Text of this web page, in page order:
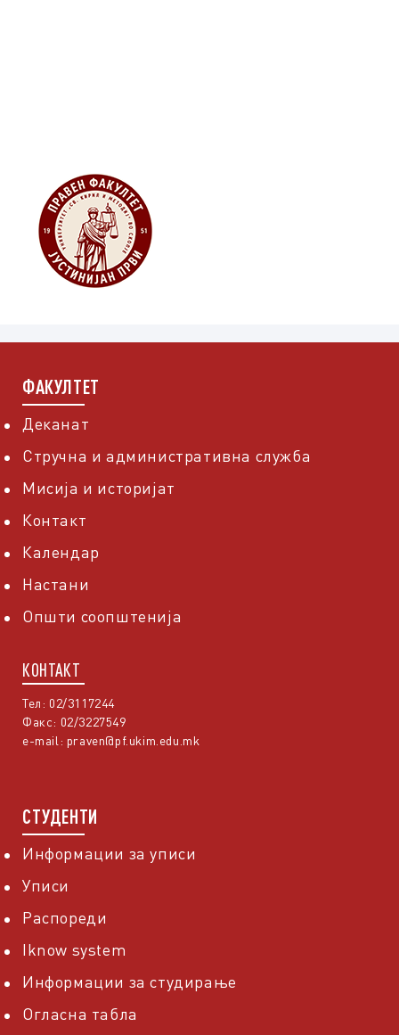
ФАКУЛТЕТ
Деканат
Стручна и административна служба
Мисија и историјат
Контакт
Календар
Настани
Општи соопштенија
КОНТАКТ
Тел: 02/3117244
Факс: 02/3227549
e-mail: praven@pf.ukim.edu.mk
СТУДЕНТИ
Информации за уписи
Уписи
Распореди
Iknow system
Информации за студирање
Огласна табла